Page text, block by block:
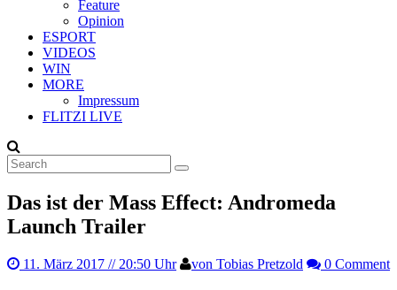
Feature
Opinion
ESPORT
VIDEOS
WIN
MORE
Impressum
FLITZI LIVE
Das ist der Mass Effect: Andromeda
Launch Trailer
11. März 2017 // 20:50 Uhr von Tobias Pretzold 0 Comment